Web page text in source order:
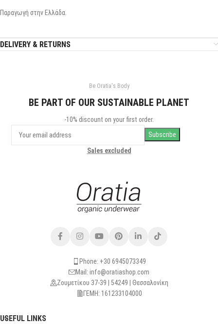
Παραγωγή στην Ελλάδα.
DELIVERY & RETURNS
Be Oratia's Body
BE PART OF OUR SUSTAINABLE PLANET
-10% discount on your first order.
Sales excluded
Phone: +30 6945073349
Mail: info@oratiashop.com
Ζουμετίκου 37-39 | 54249 | Θεσσαλονίκη
ΓΕΜΗ: 161233104000
USEFUL LINKS